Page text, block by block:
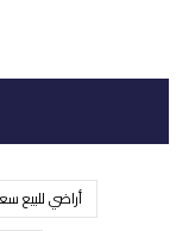
أراضي للبيع سعر